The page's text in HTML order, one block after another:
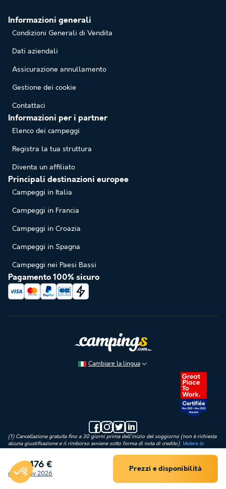
476 €
6 - 13 nov 2026
Prezzi e disponibilità
Informazioni generali
Condizioni Generali di Vendita
Dati aziendali
Assicurazione annullamento
Gestione dei cookie
Contattaci
Informazioni per i partner
Elenco dei campeggi
Registra la tua struttura
Diventa un affiliato
Principali destinazioni europee
Campeggi in Italia
Campeggi in Francia
Campeggi in Croazia
Campeggi in Spagna
Campeggi nei Paesi Bassi
Pagamento 100% sicuro
Cambiare la lingua
(1) Cancellazione gratuita fino a 30 giorni prima dell'inizio del soggiorno (non è richiesta
alcuna giustificazione e il rimborso avviene sotto forma di nota di credito). Vedere le
(2) Prenota per 1€: offerta applicabile ai soggiorni che hanno luogo tra il 04/07/2026 e
il 23/08/2026 incluso. Pagamento di un acconto di 1€ al momento della prenotazione
(eccetto spese di gestione e assicurazione), e saldo in 3 rate.